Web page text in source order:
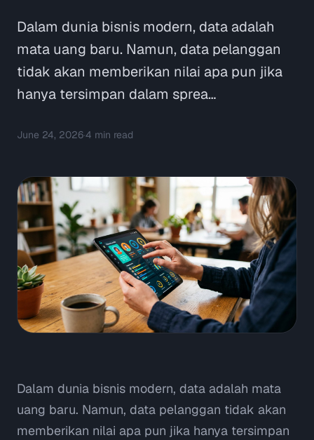
Dalam dunia bisnis modern, data adalah
mata uang baru. Namun, data pelanggan
tidak akan memberikan nilai apa pun jika
hanya tersimpan dalam sprea…
June 24, 2026·4 min read
Dalam dunia bisnis modern, data adalah mata
uang baru. Namun, data pelanggan tidak akan
memberikan nilai apa pun jika hanya tersimpan